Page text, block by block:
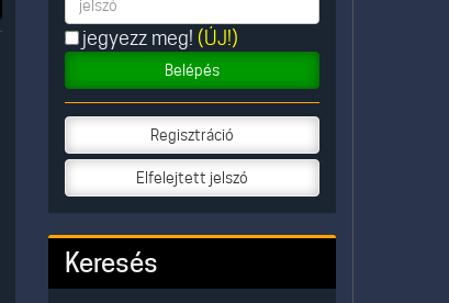
jegyezz meg! (ÚJ!)
Belépés
Regisztráció
Elfelejtett jelszó
Keresés